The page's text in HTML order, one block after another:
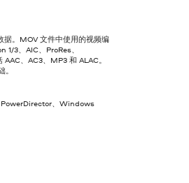
据。MOV 文件中使用的视频编
1/3、AIC、ProRes、
、AC3、MP3 和 ALAC。
、Windows